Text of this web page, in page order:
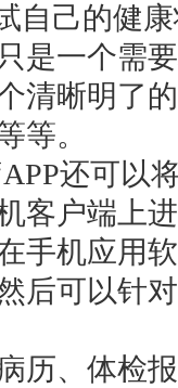
自己的健
是一个需
清晰明了
等。
还可以
客户端上
手机应用
后可以针
历、体检